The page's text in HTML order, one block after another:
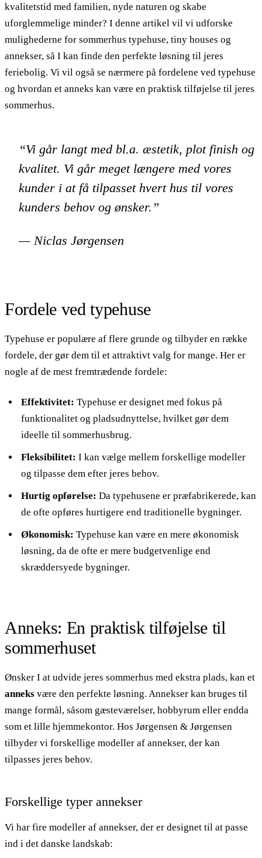
kvalitetstid med familien, nyde naturen og skabe
uforglemmelige minder? I denne artikel vil vi udforske
mulighederne for sommerhus typehuse, tiny houses og
annekser, så I kan finde den perfekte løsning til jeres
feriebolig. Vi vil også se nærmere på fordelene ved typehuse
og hvordan et anneks kan være en praktisk tilføjelse til jeres
sommerhus.
“Vi går langt med bl.a. æstetik, plot finish og
kvalitet. Vi går meget længere med vores
kunder i at få tilpasset hvert hus til vores
kunders behov og ønsker.”
— Niclas Jørgensen
Fordele ved typehuse
Typehuse er populære af flere grunde og tilbyder en række
fordele, der gør dem til et attraktivt valg for mange. Her er
nogle af de mest fremtrædende fordele:
Effektivitet: Typehuse er designet med fokus på
funktionalitet og pladsudnyttelse, hvilket gør dem
ideelle til sommerhusbrug.
Fleksibilitet: I kan vælge mellem forskellige modeller
og tilpasse dem efter jeres behov.
Hurtig opførelse: Da typehusene er præfabrikerede, kan
de ofte opføres hurtigere end traditionelle bygninger.
Økonomisk: Typehuse kan være en mere økonomisk
løsning, da de ofte er mere budgetvenlige end
skræddersyede bygninger.
Anneks: En praktisk tilføjelse til
sommerhuset
Ønsker I at udvide jeres sommerhus med ekstra plads, kan et
anneks være den perfekte løsning. Annekser kan bruges til
mange formål, såsom gæsteværelser, hobbyrum eller endda
som et lille hjemmekontor. Hos Jørgensen & Jørgensen
tilbyder vi forskellige modeller af annekser, der kan
tilpasses jeres behov.
Forskellige typer annekser
Vi har fire modeller af annekser, der er designet til at passe
ind i det danske landskab: